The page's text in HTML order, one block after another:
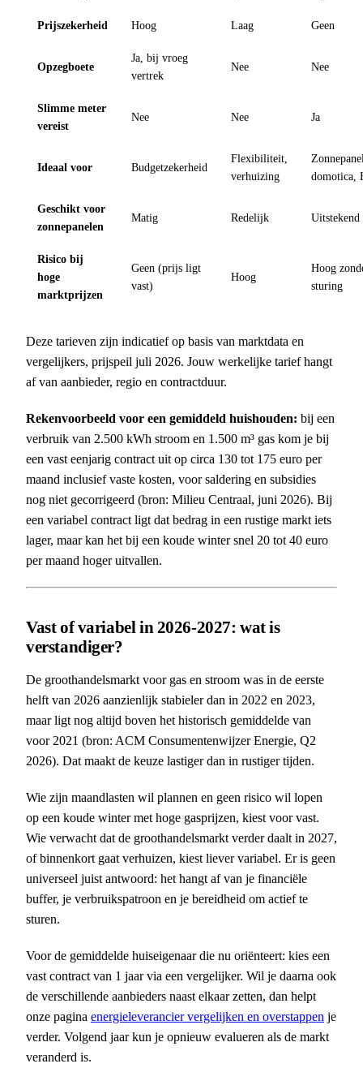
Prijszekerheid Hoog Laag Geen
Opzegboete
Ja, bij vroeg
vertrek
Nee Nee
Slimme meter
vereist
Nee Nee Ja
Ideaal voor Budgetzekerheid
Flexibiliteit,
verhuizing
domotica,
Geschikt voor
zonnepanelen
Matig Redelijk Uitstekend
Risico bij
hoge
marktprijzen
Geen (prijs ligt
vast)
Hoog
Hoog
sturing
Deze tarieven zijn indicatief op basis van marktdata en
vergelijkers, prijspeil juli 2026. Jouw werkelijke tarief hangt
af van aanbieder, regio en contractduur.
Rekenvoorbeeld voor een gemiddeld huishouden: bij een
verbruik van 2.500 kWh stroom en 1.500 m³ gas kom je bij
een vast eenjarig contract uit op circa 130 tot 175 euro per
maand inclusief vaste kosten, voor saldering en subsidies
nog niet gecorrigeerd (bron: Milieu Centraal, juni 2026). Bij
een variabel contract ligt dat bedrag in een rustige markt iets
lager, maar kan het bij een koude winter snel 20 tot 40 euro
per maand hoger uitvallen.
Vast of variabel in 2026-2027: wat is
verstandiger?
De groothandelsmarkt voor gas en stroom was in de eerste
helft van 2026 aanzienlijk stabieler dan in 2022 en 2023,
maar ligt nog altijd boven het historisch gemiddelde van
voor 2021 (bron: ACM Consumentenwijzer Energie, Q2
2026). Dat maakt de keuze lastiger dan in rustiger tijden.
Wie zijn maandlasten wil plannen en geen risico wil lopen
op een koude winter met hoge gasprijzen, kiest voor vast.
Wie verwacht dat de groothandelsmarkt verder daalt in 2027,
of binnenkort gaat verhuizen, kiest liever variabel. Er is geen
universeel juist antwoord: het hangt af van je financiële
buffer, je verbruikspatroon en je bereidheid om actief te
sturen.
Voor de gemiddelde huiseigenaar die nu oriënteert: kies een
vast contract van 1 jaar via een vergelijker. Wil je daarna ook
de verschillende aanbieders naast elkaar zetten, dan helpt
onze pagina energieleverancier vergelijken en overstappen je
verder. Volgend jaar kun je opnieuw evalueren als de markt
veranderd is.